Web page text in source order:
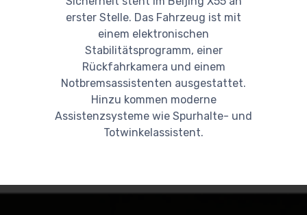
erster Stelle. Das Fahrzeug ist mit
einem elektronischen
Stabilitätsprogramm, einer
Rückfahrkamera und einem
Notbremsassistenten ausgestattet.
Hinzu kommen moderne
Assistenzsysteme wie Spurhalte- und
Totwinkelassistent.